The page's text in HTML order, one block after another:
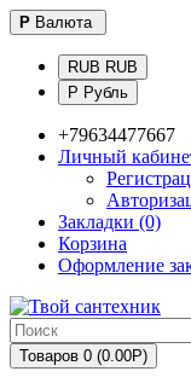
Р Валюта
RUB RUB
Р Рубль
+79634477667
Личный
Закладки (0)
Корзина
Оформление
Товаров 0 (0.00Р)